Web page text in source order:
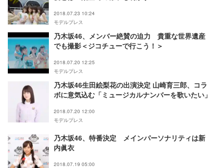
2018.07.23 10:24
モデルプレス
乃木坂46、メンバー絶賛の迫力 貴重な世界遺産
でも撮影＜ジコチューで行こう！＞
2018.07.20 12:25
モデルプレス
乃木坂46生田絵梨花の出演決定 山崎育三郎、コラ
ボに意気込む「ミュージカルナンバーを歌いたい」
2018.07.20 12:00
モデルプレス
乃木坂46、特番決定 メインパーソナリティは新
内眞衣
2018.07.19 05:00